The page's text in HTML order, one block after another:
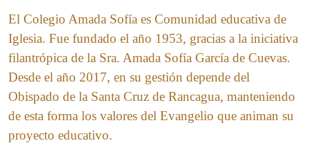
El Colegio Amada Sofía es Comunidad educativa de
Iglesia. Fue fundado el año 1953, gracias a la iniciativa
filantrópica de la Sra. Amada Sofía García de Cuevas.
Desde el año 2017, en su gestión depende del
Obispado de la Santa Cruz de Rancagua, manteniendo
de esta forma los valores del Evangelio que animan su
proyecto educativo.